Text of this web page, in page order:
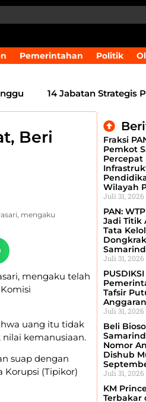
Pemerintahan Politik
14 Jabatan Strategis
Beri
mengaku
mengaku telah
uang itu tidak
kemanusiaan.
suap dengan
Korupsi (Tipikor)
Fraksi
Pemkot
Percepat
Wilayah
Juli 31, 2026
PAN:
Jadi Titik
Tata
Juli 31, 2026
Tafsir
Juli 31, 2026
Beli
Nomor
Dishub
Juli 31, 2026
KM
Terbakar